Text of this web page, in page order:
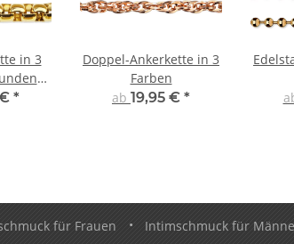
in 3
*
Doppel-Ankerkette in 3
Farben
ab 19,95 € *
für Frauen • Intimschmuck für